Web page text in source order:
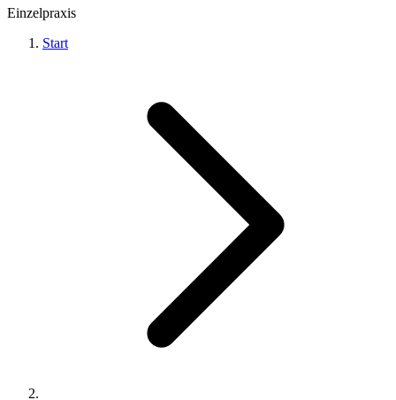
Einzelpraxis
Start